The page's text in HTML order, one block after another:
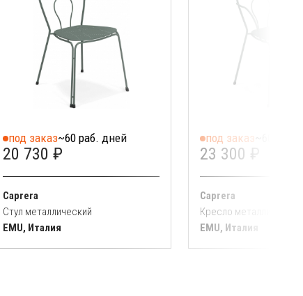
под заказ~60 раб. дней
20 730 ₽
Caprera
Стул металлический
EMU, Италия
под заказ
23 300 ₽
Caprera
Кресло металлическое
EMU, Италия